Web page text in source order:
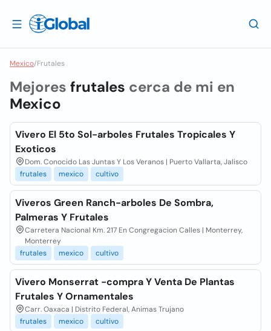
Mexico/Frutales
Mejores frutales cerca de mi en
Mexico
Vivero El 5to Sol-arboles Frutales Tropicales Y
Exoticos
Dom. Conocido Las Juntas Y Los Veranos | Puerto Vallarta, Jalisco
frutales
mexico cultivo
Viveros Green Ranch-arboles De Sombra,
Palmeras Y Frutales
Carretera Nacional Km. 217 En Congregacion Calles | Monterrey,
Monterrey
frutales
mexico cultivo
Vivero Monserrat -compra Y Venta De Plantas
Frutales Y Ornamentales
Carr. Oaxaca | Distrito Federal, Animas Trujano
frutales
mexico cultivo